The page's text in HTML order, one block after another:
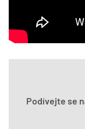
Podívejte se